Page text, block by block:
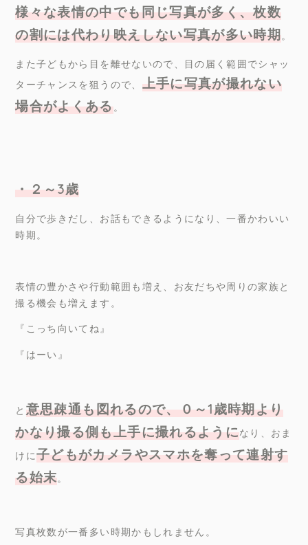
様々な表情の中でも同じ写真が多く、枚数
の割には代わり映えしない写真が多い時期 。
また子どもから目を離せないので、目の届く範囲でシャッ
ターチャンスを狙うので、 上手に写真が撮れない
場合がよくある 。
・２～ 3歳
自分で歩きだし、お話もできるようになり、一番かわいい
時期。
表情の豊かさや行動範囲も増え、お友だちや周りの家族と
撮る機会も増えます。
『こっち向いてね』
『はーい』
と 意思疎通も図れるので、０～1歳時期より
かなり撮る側も上手に撮れるようになり、おま
けに子どもがカメラやスマホを奪って連射す
る始末。
写真枚数が一番多い時期かもしれません。